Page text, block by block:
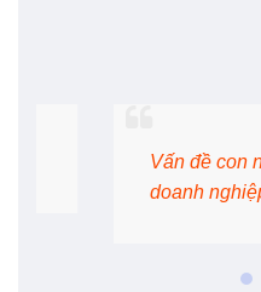
Vấn đề con người
doanh nghiệp